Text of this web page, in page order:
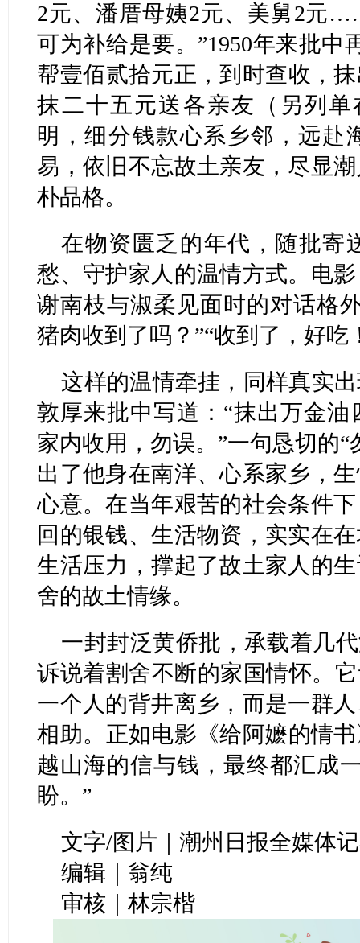
2元、潘厝母姨2元、美舅2元
可为补给是要。”1950年来批中
帮壹佰贰拾元正，到时查收，
抹二十五元送各亲友（另列
明，细分钱款心系乡邻，远赴
易，依旧不忘故土亲友，尽显
朴品格。
在物资匮乏的年代，随批寄
愁、守护家人的温情方式。电
谢南枝与淑柔见面时的对话格
猪肉收到了吗？”“收到了，好吃
这样的温情牵挂，同样真实
敦厚来批中写道：“抹出万金
家内收用，勿误。”一句恳切的
出了他身在南洋、心系家乡，
心意。在当年艰苦的社会条件
回的银钱、生活物资，实实在
生活压力，撑起了故土家人的
舍的故土情缘。
一封封泛黄侨批，承载着几
诉说着割舍不断的家国情怀。
一个人的背井离乡，而是一群
相助。正如电影《给阿嬷的情
越山海的信与钱，最终都汇成
盼。”
文字/图片｜潮州日报全媒体
编辑｜翁纯
审核｜林宗楷